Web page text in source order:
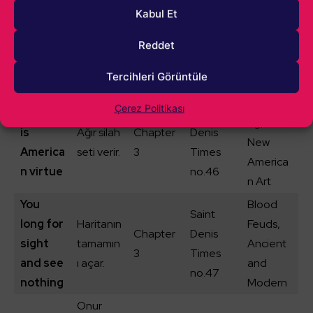
Kabul Et
Reddet
Tercihleri Görüntüle
Çerez Politikası
Chapter
is
America
n virtue
Ağır silah
seti verir.
Chapter
3
Denis
Times
no.46
New
America
n Art
You
long for
sight
and see
nothing
Haritanın
tamamın
ı açar.
Chapter
3
Saint
Denis
Times
no.47
Blood
Feuds,
Ancient
and
Modern
Onur